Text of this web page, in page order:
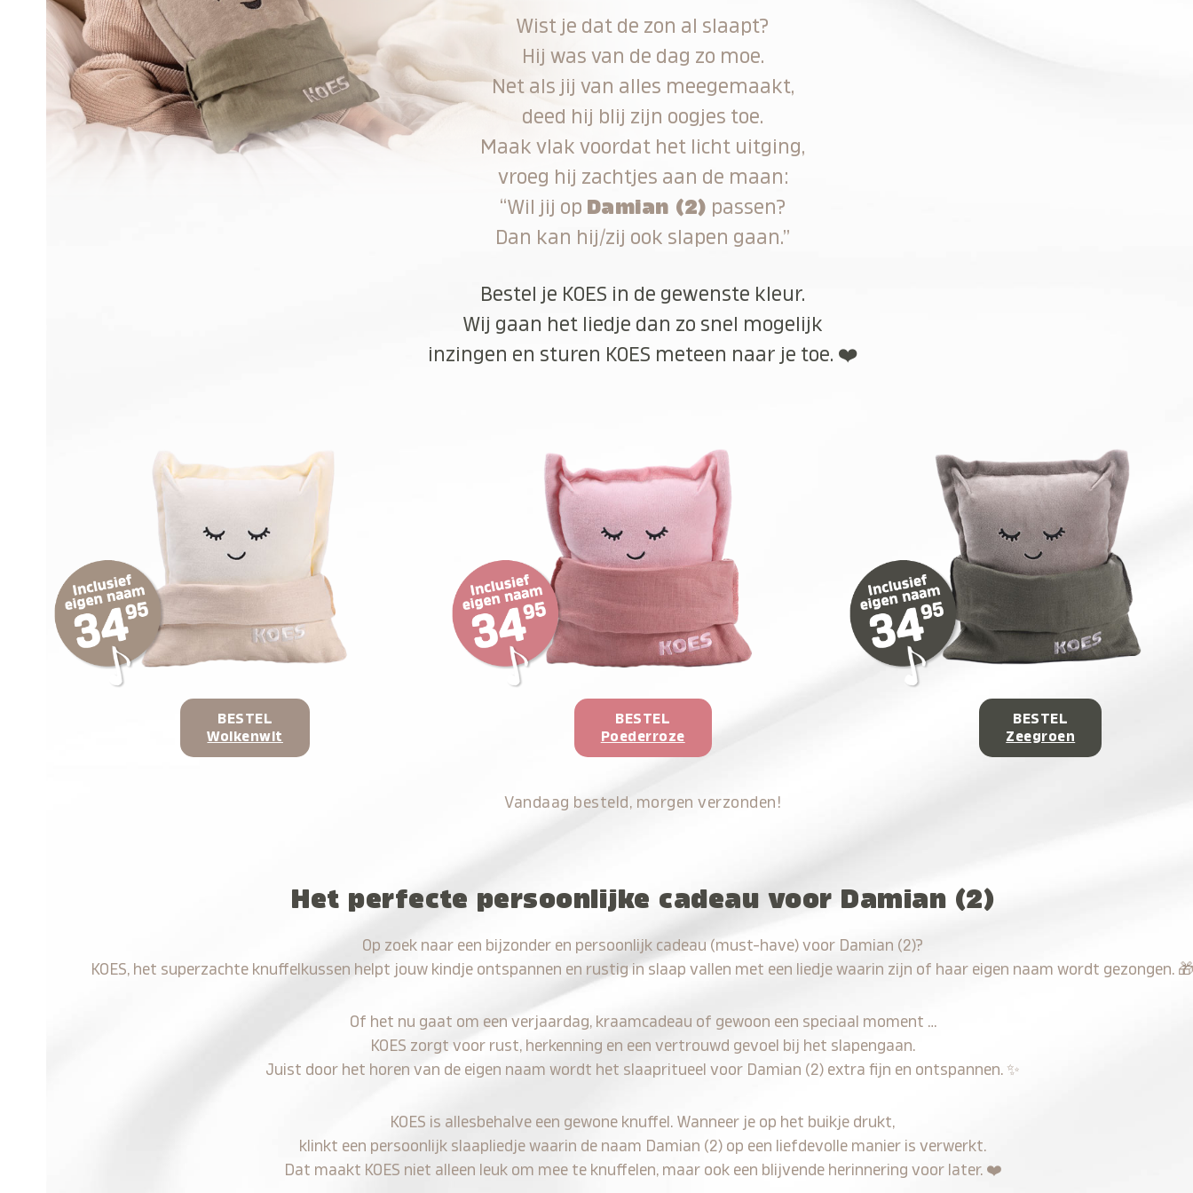
Wist je dat de zon al slaapt?
Hij was van de dag zo moe.
Net als jij van alles meegemaakt,
deed hij blij zijn oogjes toe.
Maak vlak voordat het licht uitging,
vroeg hij zachtjes aan de maan:
“Wil jij op Damian (2) passen?
Dan kan hij/zij ook slapen gaan.”
Bestel je KOES in de gewenste kleur.
Wij gaan het liedje dan zo snel mogelijk
inzingen en sturen KOES meteen naar je toe. ❤️
BESTEL
Wolkenwit
BESTEL
Poederroze
BESTEL
Zeegroen
Vandaag besteld, morgen verzonden!
Het perfecte persoonlijke cadeau voor Damian (2)
Op zoek naar een bijzonder en persoonlijk cadeau (must-have) voor Damian (2)?
KOES, het superzachte knuffelkussen helpt jouw kindje ontspannen en rustig in slaap vallen met een liedje waarin zijn of haar eigen naam wordt gezongen.
Of het nu gaat om een verjaardag, kraamcadeau of gewoon een speciaal moment …
KOES zorgt voor rust, herkenning en een vertrouwd gevoel bij het slapengaan.
Juist door het horen van de eigen naam wordt het slaapritueel voor Damian (2) extra fijn en ontspannen. ✨
KOES is allesbehalve een gewone knuffel. Wanneer je op het buikje drukt,
klinkt een persoonlijk slaapliedje waarin de naam Damian (2) op een liefdevolle manier is verwerkt.
Dat maakt KOES niet alleen leuk om mee te knuffelen, maar ook een blijvende herinnering voor later. ❤️